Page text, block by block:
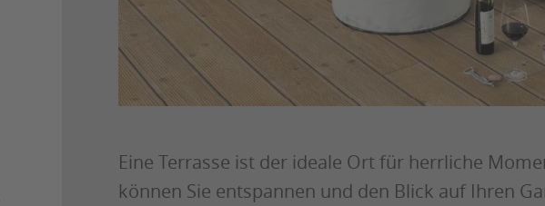
Eine Terrasse ist der ideale Ort für herrliche
können Sie entspannen und den Blick auf Ihren